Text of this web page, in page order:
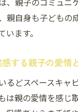
親自身も子どもの
ます。
する親子の愛情
るどスペースキャ
は親の愛情を感じ